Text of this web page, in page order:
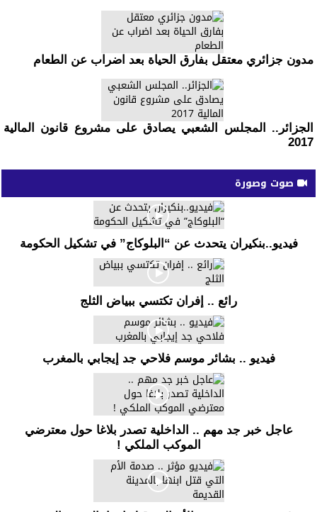
مدون جزائري معتقل بفارق الحياة بعد اضراب عن الطعام
الجزائر.. المجلس الشعبي يصادق على مشروع قانون المالية
2017
صوت وصورة
فيديو..بنكيران يتحدث عن “البلوكاج” في تشكيل الحكومة
رائع .. إفران تكتسي ببياض الثلج
فيديو .. بشائر موسم فلاحي جد إيجابي بالمغرب
عاجل خبر جد مهم .. الداخلية تصدر بلاغا حول معترضي
الموكب الملكي !